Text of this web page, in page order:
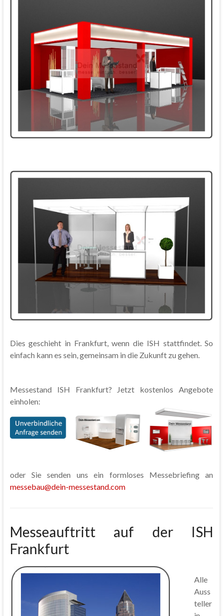
Dies geschieht in Frankfurt, wenn die ISH stattfindet. So
einfach kann es sein, gemeinsam in die Zukunft zu gehen.
Messestand ISH Frankfurt? Jetzt kostenlos Angebote
einholen:
oder Sie senden uns ein formloses Messebriefing an
messebau@dein-messestand.com
Messeauftritt auf der ISH
Frankfurt
Alle
Auss
teller